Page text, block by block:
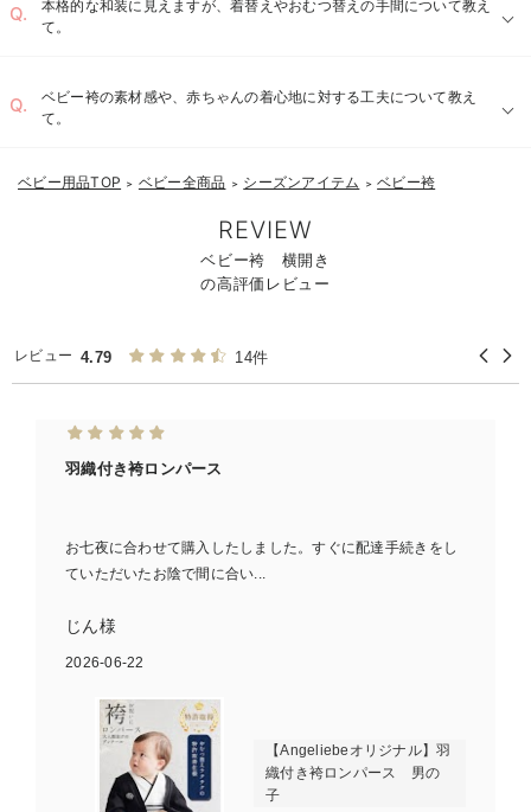
本格的な和装に見えますが、着替えやおむつ替えの手間について教え
て。
ベビー袴の素材感や、赤ちゃんの着心地に対する工夫について教え
て。
ベビー用品TOP ＞ ベビー全商品 ＞ シーズンアイテム ＞ ベビー袴
REVIEW
ベビー袴 横開き
の高評価レビュー
レビュー 4.79 14件
羽織付き袴ロンパース
お七夜に合わせて購入したしました。すぐに配達手続きをし
ていただいたお陰で間に合い...
じん様
2026-06-22
【Angeliebeオリジナル】羽
織付き袴ロンパース 男の
子